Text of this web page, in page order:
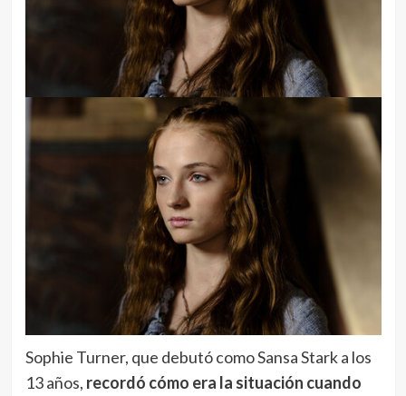
Sophie Turner, que debutó como Sansa Stark a los
13 años, recordó cómo era la situación cuando